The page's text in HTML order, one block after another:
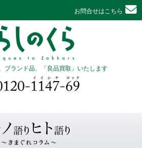
お問合せはこちら
ブランド品、「良品買取」いたします